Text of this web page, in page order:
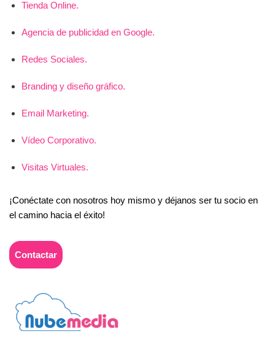
Tienda Online.
Agencia de publicidad en Google.
Redes Sociales.
Branding y diseño gráfico.
Email Marketing.
Vídeo Corporativo.
Visitas Virtuales.
¡Conéctate con nosotros hoy mismo y déjanos ser tu socio en
el camino hacia el éxito!
Contactar